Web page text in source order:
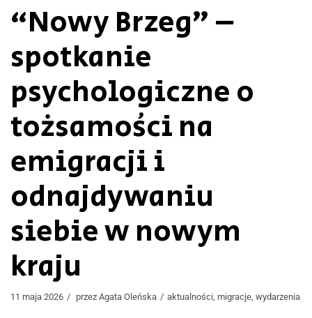
“Nowy Brzeg” –
spotkanie
psychologiczne o
tożsamości na
emigracji i
odnajdywaniu
siebie w nowym
kraju
11 maja 2026 przez Agata Oleńska aktualności migracje wydarzenia